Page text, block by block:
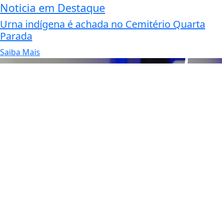
Noticia em Destaque
Urna indígena é achada no Cemitério Quarta
Parada
Saiba Mais